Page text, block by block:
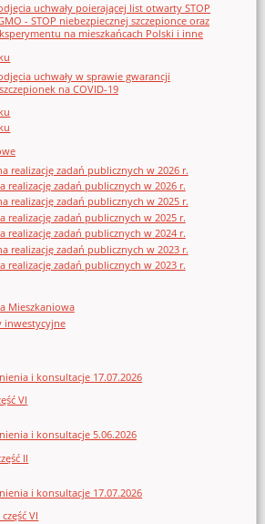
uchwały poierającej list otwarty STOP
- STOP niebezpiecznej szczepionce oraz
na mieszkańcach Polski i inne
uchwały w sprawie gwarancji
na COVID-19
realizację zadań publicznych w 2026 r.
realizację zadań publicznych w 2026 r.
realizację zadań publicznych w 2025 r.
realizację zadań publicznych w 2025 r.
realizację zadań publicznych w 2024 r.
realizację zadań publicznych w 2023 r.
realizację zadań publicznych w 2023 r.
Mieszkaniowa
inwestycyjne
i konsultacje 17.07.2026
VI
i konsultacje 5.06.2026
II
i konsultacje 17.07.2026
VI